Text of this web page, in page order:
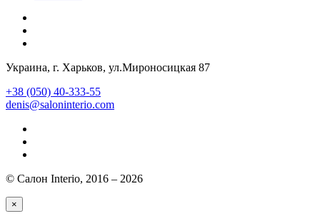
Украина, г. Харьков, ул.Мироносицкая 87
+38 (050) 40-333-55
denis@saloninterio.com
© Салон Interio, 2016 – 2026
×